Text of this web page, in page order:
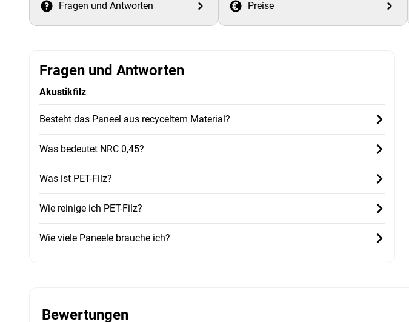
Fragen und Antworten Preise
Fragen und Antworten
Akustikfilz
Besteht das Paneel aus recyceltem Material?
Was bedeutet NRC 0,45?
Was ist PET-Filz?
Wie reinige ich PET-Filz?
Wie viele Paneele brauche ich?
Bewertungen